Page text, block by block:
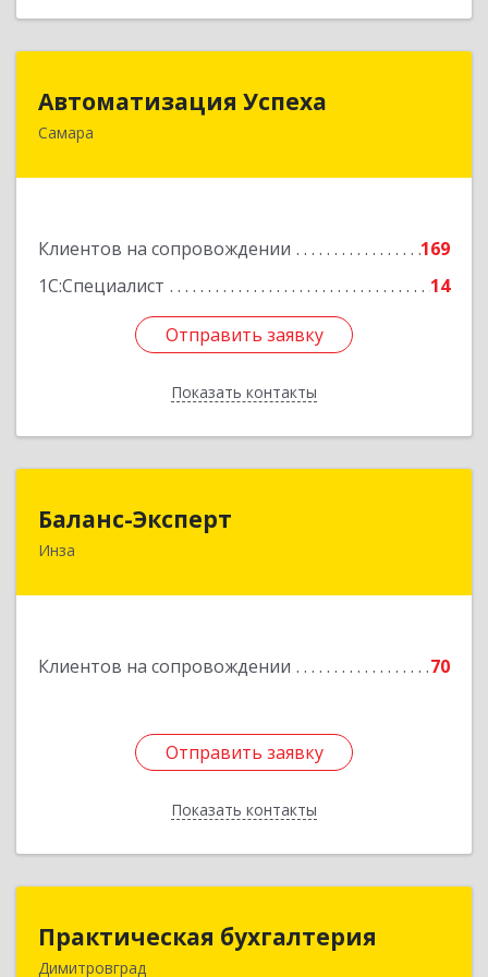
Автоматизация Успеха
Самара
Клиентов на сопровождении
169
1С:Специалист
14
Отправить заявку
Показать контакты
Отправить заявку
Назад
Баланс-Эксперт
Инза
Клиентов на сопровождении 70
Отправить заявку
Показать контакты
433030, Ульяновская обл, Инзенский р-н, Инза
Отправить заявку
Назад
Практическая бухгалтерия
Димитровград
Практическая бухгалтерия
433502, Ульяновская область, г.о. город